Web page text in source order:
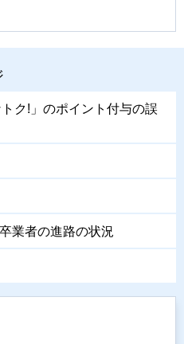
ク!」のポイント付与の誤
業者の進路の状況